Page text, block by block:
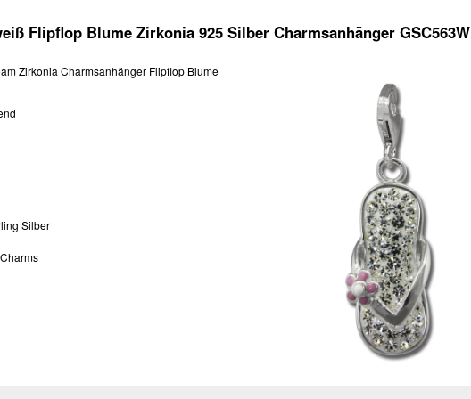
Flipflop Blume Zirkonia 925 Silber Charmsanhänger GSC563W
Zirkonia Charmsanhänger Flipflop Blume
Silber